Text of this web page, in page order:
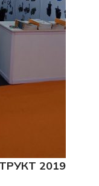
2019